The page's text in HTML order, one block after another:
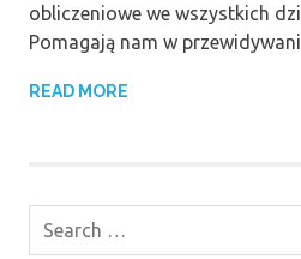
obliczeniowe we wszystkich
Pomagają nam w
READ MORE